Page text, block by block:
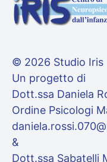
© 2026 Studio Iris
Un progetto di
Dott.ssa Daniela
Ordine Psicologi
&
Dott.ssa Sabatelli